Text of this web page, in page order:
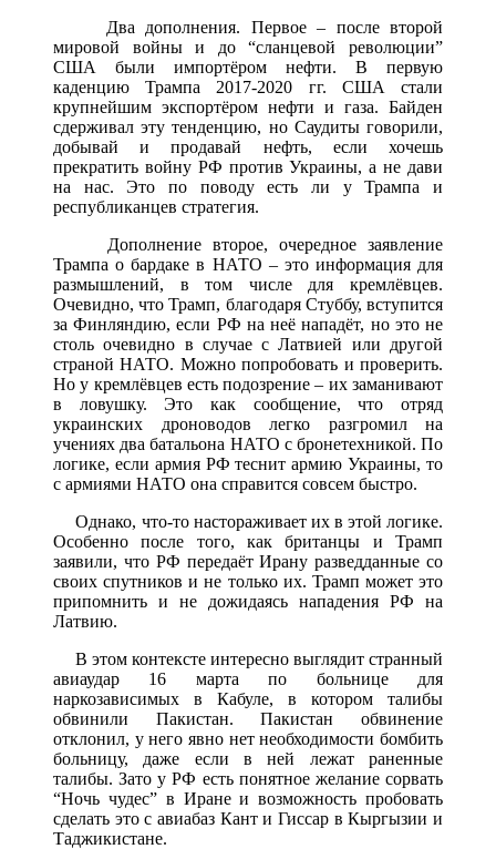
Два дополнения. Первое – после второй
мировой войны и до “сланцевой революции”
США были импортёром нефти. В первую
каденцию Трампа 2017-2020 гг. США стали
крупнейшим экспортёром нефти и газа. Байден
сдерживал эту тенденцию, но Саудиты говорили,
добывай и продавай нефть, если хочешь
прекратить войну РФ против Украины, а не дави
на нас. Это по поводу есть ли у Трампа и
республиканцев стратегия.
Дополнение второе, очередное заявление
Трампа о бардаке в НАТО – это информация для
размышлений, в том числе для кремлёвцев.
Очевидно, что Трамп, благодаря Стуббу, вступится
за Финляндию, если РФ на неё нападёт, но это не
столь очевидно в случае с Латвией или другой
страной НАТО. Можно попробовать и проверить.
Но у кремлёвцев есть подозрение – их заманивают
в ловушку. Это как сообщение, что отряд
украинских дроноводов легко разгромил на
учениях два батальона НАТО с бронетехникой. По
логике, если армия РФ теснит армию Украины, то
с армиями НАТО она справится совсем быстро.
Однако, что-то настораживает их в этой логике.
Особенно после того, как британцы и Трамп
заявили, что РФ передаёт Ирану разведданные со
своих спутников и не только их. Трамп может это
припомнить и не дожидаясь нападения РФ на
Латвию.
В этом контексте интересно выглядит странный
авиаудар 16 марта по больнице для
наркозависимых в Кабуле, в котором талибы
обвинили Пакистан. Пакистан обвинение
отклонил, у него явно нет необходимости бомбить
больницу, даже если в ней лежат раненные
талибы. Зато у РФ есть понятное желание сорвать
“Ночь чудес” в Иране и возможность пробовать
сделать это с авиабаз Кант и Гиссар в Кыргызии и
Таджикистане.